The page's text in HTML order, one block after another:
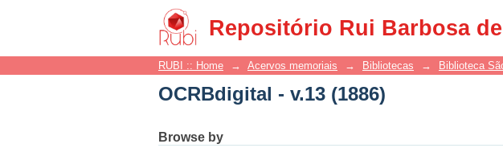
Repositório Rui Barbosa
OCRBdigital - v.13 (1886)
RUBI :: Home → Acervos memoriais → Bibliotecas → Biblioteca
OCRBdigital - v.13 (1886)
Browse by